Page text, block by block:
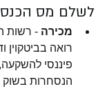
לשלם מס
מכירה - רשות
רואה בביטקוין
פיננסי
הנסחרות בשוק